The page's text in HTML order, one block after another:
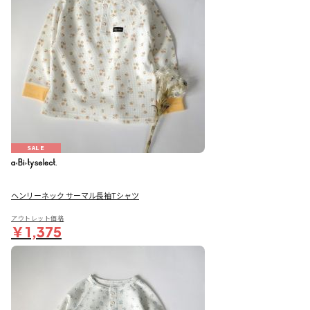
SALE
ヘンリーネック サーマル長袖Tシャツ
アウトレット価格
￥1,375